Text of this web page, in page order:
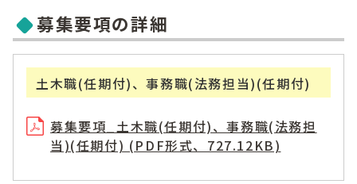
募集要項の詳細
土木職(任期付)、事務職(法務担当)(任期付)
募集要項_土木職(任期付)、事務職(法務担
当)(任期付) (PDF形式、727.12KB)